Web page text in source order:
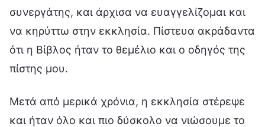
συνεργάτης, και άρχισα να ευαγγελίζομαι και
να κηρύττω στην εκκλησία. Πίστευα ακράδαντα
ότι η Βίβλος ήταν το θεμέλιο και ο οδηγός της
πίστης μου.
Μετά από μερικά χρόνια, η εκκλησία στέρεψε
και ήταν όλο και πιο δύσκολο να νιώσουμε το